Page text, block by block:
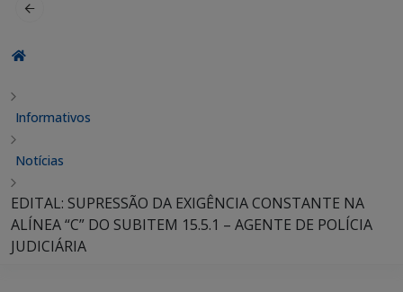
Informativos
Notícias
EDITAL: SUPRESSÃO DA EXIGÊNCIA CONSTANTE NA
ALÍNEA “C” DO SUBITEM 15.5.1 – AGENTE DE POLÍCIA
JUDICIÁRIA